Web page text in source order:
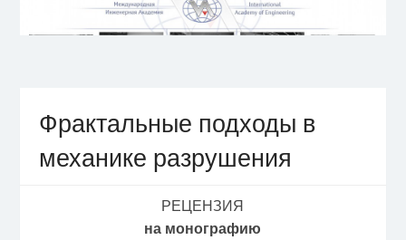
Фрактальные подходы в
механике разрушения
РЕЦЕНЗИЯ
на монографию